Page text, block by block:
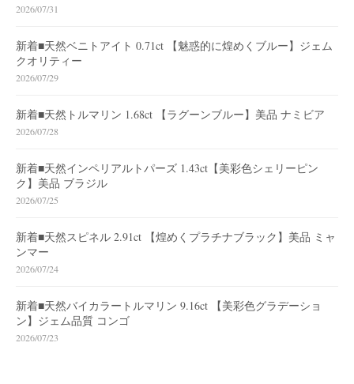
2026/07/31
新着■天然ベニトアイト 0.71ct 【魅惑的に煌めくブルー】ジェム
クオリティー
2026/07/29
新着■天然トルマリン 1.68ct 【ラグーンブルー】美品 ナミビア
2026/07/28
新着■天然インペリアルトパーズ 1.43ct【美彩色シェリーピン
ク】美品 ブラジル
2026/07/25
新着■天然スピネル 2.91ct 【煌めくプラチナブラック】美品 ミャ
ンマー
2026/07/24
新着■天然バイカラートルマリン 9.16ct 【美彩色グラデーショ
ン】ジェム品質 コンゴ
2026/07/23